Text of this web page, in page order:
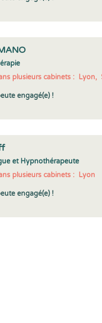
plusieurs cabinets : Lyon,
engagé(e) !
et Hypnothérapeute
plusieurs cabinets : Lyon
engagé(e) !